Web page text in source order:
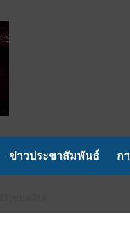
ข่าวประชาสัมพันธ์ ก